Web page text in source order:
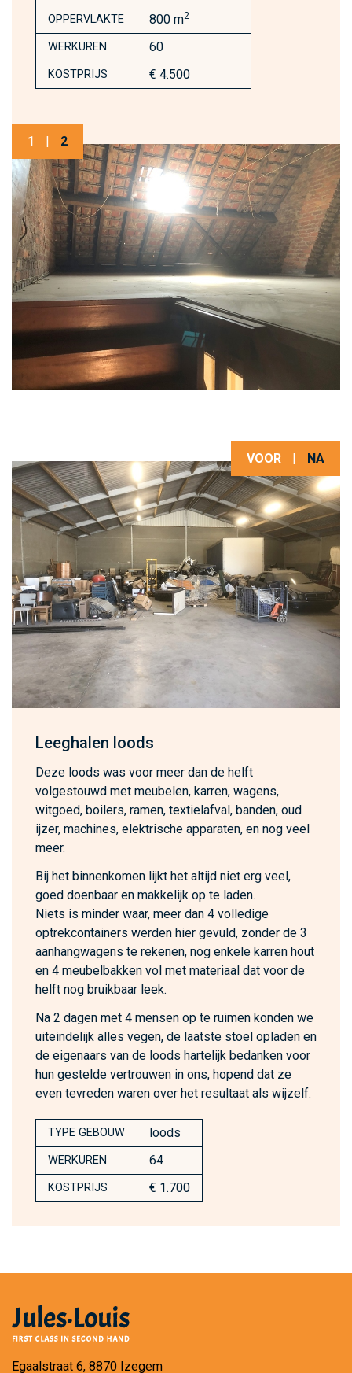
OPPERVLAKTE 800 m2
WERKUREN 60
KOSTPRIJS € 4.500
1 | 2
VOOR NA
Leeghalen loods
Deze loods was voor meer dan de helft
volgestouwd met meubelen, karren, wagens,
witgoed, boilers, ramen, textielafval, banden, oud
ijzer, machines, elektrische apparaten, en nog veel
meer.
Bij het binnenkomen lijkt het altijd niet erg veel,
goed doenbaar en makkelijk op te laden.
Niets is minder waar, meer dan 4 volledige
optrekcontainers werden hier gevuld, zonder de 3
aanhangwagens te rekenen, nog enkele karren hout
en 4 meubelbakken vol met materiaal dat voor de
helft nog bruikbaar leek.
Na 2 dagen met 4 mensen op te ruimen konden we
uiteindelijk alles vegen, de laatste stoel opladen en
de eigenaars van de loods hartelijk bedanken voor
hun gestelde vertrouwen in ons, hopend dat ze
even tevreden waren over het resultaat als wijzelf.
TYPE GEBOUW loods
WERKUREN 64
KOSTPRIJS € 1.700
Egaalstraat 6, 8870 Izegem